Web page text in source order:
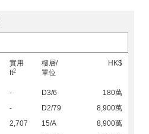
實用
ft2
樓層/
單位
HK$
- D3/6
180萬
- D2/79
8,900萬
2,707 15/A
8,900萬